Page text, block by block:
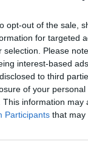
opt-out of the sale,
for targeted
selection. Please
interest-based
to third
of your
This information
Participants that may
tęsiasi,
negalįs